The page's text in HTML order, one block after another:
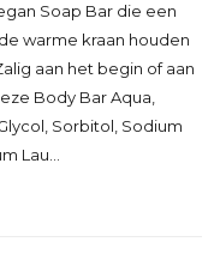
Soap Bar die een
warme kraan houden
aan het begin of aan
Body Bar Aqua,
Sorbitol, Sodium
Lau...